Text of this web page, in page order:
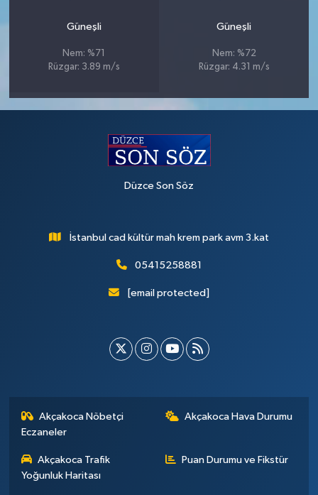
Güneşli
Nem: %71
Rüzgar: 3.89 m/s
Güneşli
Nem: %72
Rüzgar: 4.31 m/s
Düzce Son Söz
İstanbul cad kültür mah krem park avm 3.kat
05415258881
[email protected]
Akçakoca Nöbetçi
Eczaneler
Akçakoca Hava Durumu
Akçakoca Trafik
Yoğunluk Haritası
Puan Durumu ve Fikstür